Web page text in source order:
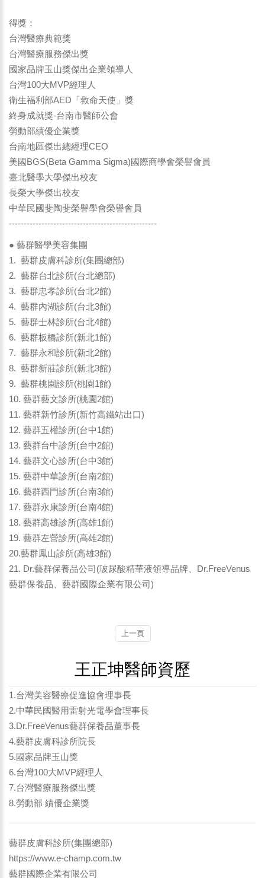
得獎：
台灣醫療典範獎
台灣醫療服務傑出獎
國家品牌玉山獎傑出企業領導人
台灣100大MVP經理人
衛生福利部AED「救命天使」獎
終身成就獎-台南市醫師公會
勞動部績優企業獎
台南地區傑出總經理CEO
美國BGS(Beta Gamma Sigma)國際商學會榮譽會員
臺北醫學大學傑出校友
長榮大學傑出校友
中華民國斐陶斐榮譽學會榮譽會員
--------------------------------------------------
● 藝群醫學美容集團
1. 藝群皮膚科診所(集團總部)
2. 藝群台北診所(台北總部)
3. 藝群忠孝診所(台北2館)
4. 藝群內湖診所(台北3館)
5. 藝群士林診所(台北4館)
6. 藝群板橋診所(新北1館)
7. 藝群永和診所(新北2館)
8. 藝群新莊診所(新北3館)
9. 藝群桃園診所(桃園1館)
10. 藝群藝文診所(桃園2館)
11. 藝群新竹診所(新竹高鐵站出口)
12. 藝群五權診所(台中1館)
13. 藝群台中診所(台中2館)
14. 藝群文心診所(台中3館)
15. 藝群中華診所(台南2館)
16. 藝群西門診所(台南3館)
17. 藝群永康診所(台南4館)
18. 藝群高雄診所(高雄1館)
19. 藝群左營診所(高雄2館)
20.藝群鳳山診所(高雄3館)
21. Dr.藝群保養品公司(玻尿酸精華液領導品牌、Dr.FreeVenus
藝群保養品、藝群國際企業有限公司)
上一頁
王正坤醫師資歷
1.台灣美容醫療促進協會理事長
2.中華民國醫用雷射光電學會理事長
3.Dr.FreeVenus藝群保養品董事長
4.藝群皮膚科診所院長
5.國家品牌玉山獎
6.台灣100大MVP經理人
7.台灣醫療服務傑出獎
8.勞動部 績優企業獎
藝群皮膚科診所(集團總部)
https://www.e-champ.com.tw
藝群國際企業有限公司